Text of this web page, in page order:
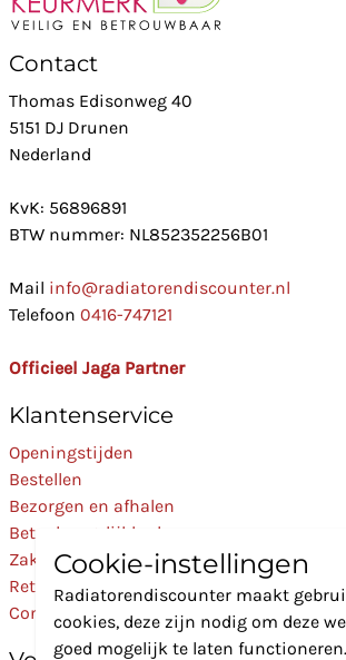
Contact
Thomas Edisonweg 40
5151 DJ Drunen
Nederland
KvK: 56896891
BTW nummer: NL852352256B01
Mail info@radiatorendiscounter.nl
Telefoon 0416-747121
Officieel Jaga Partner
Klantenservice
Openingstijden
Bestellen
Bezorgen en afhalen
Betaalmogelijkheden
Zakelijk
Retourneren
Contact
Cookie-instellingen
Radiatorendiscounter maakt
cookies, deze zijn nodig om deze
goed mogelijk te laten